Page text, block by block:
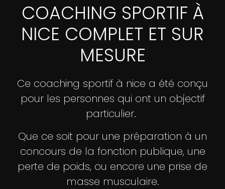
COACHING SPORTIF À
NICE COMPLET ET SUR
MESURE
Ce coaching sportif à nice a été conçu
pour les personnes qui ont un objectif
particulier.
Que ce soit pour une préparation à un
concours de la fonction publique, une
perte de poids, ou encore une prise de
masse musculaire.